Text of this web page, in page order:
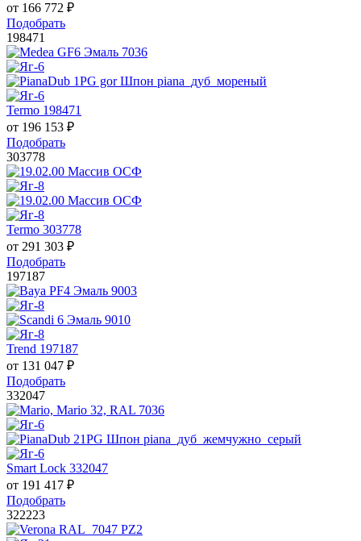
от 166 772 ₽
Подобрать
198471
Termo 198471
от 196 153 ₽
Подобрать
303778
Termo 303778
от 291 303 ₽
Подобрать
197187
Trend 197187
от 131 047 ₽
Подобрать
332047
Smart Lock 332047
от 191 417 ₽
Подобрать
322223